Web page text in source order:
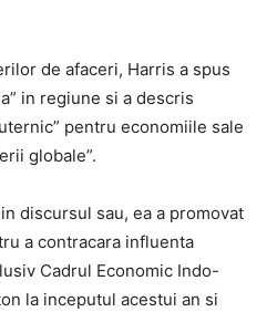
de afaceri, Harris a spus
in regiune si a descris
pentru economiile sale
globale”.
discursul sau, ea a promovat
a contracara influenta
Cadrul Economic Indo-
la inceputul acestui an si